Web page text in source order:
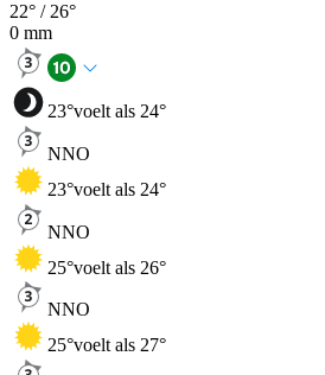
22° / 26°
0 mm
23°voelt als 24°
NNO
23°voelt als 24°
NNO
25°voelt als 26°
NNO
25°voelt als 27°